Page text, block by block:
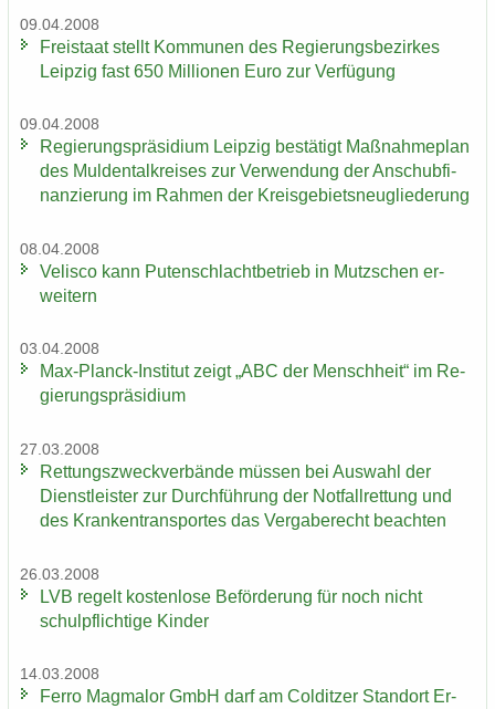
09.04.2008
Frei­staat stellt Kom­mu­nen des Re­gie­rungs­be­zir­kes
Leip­zig fast 650 Mil­lio­nen Euro zur Ver­fü­gung
09.04.2008
Re­gie­rungs­prä­si­di­um Leip­zig be­stä­tigt Maß­nah­me­plan
des Mul­den­tal­krei­ses zur Ver­wen­dung der An­schub­fi­
nan­zie­rung im Rah­men der Kreis­ge­biets­neu­glie­de­rung
08.04.2008
Ve­lis­co kann Pu­ten­schlacht­be­trieb in Mutz­schen er­
wei­tern
03.04.2008
Max-​Planck-Institut zeigt „ABC der Mensch­heit“ im Re­
gie­rungs­prä­si­di­um
27.03.2008
Ret­tungs­zweck­ver­bän­de müs­sen bei Aus­wahl der
Dienst­leis­ter zur Durch­füh­rung der Not­fall­ret­tung und
des Kran­ken­trans­por­tes das Ver­ga­be­recht be­ach­ten
26.03.2008
LVB re­gelt kos­ten­lo­se Be­för­de­rung für noch nicht
schul­pflich­ti­ge Kin­der
14.03.2008
Ferro Mag­ma­lor GmbH darf am Col­dit­zer Stand­ort Er­